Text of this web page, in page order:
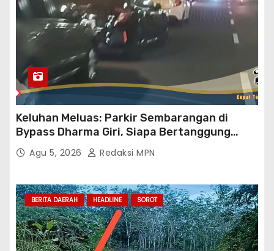
Keluhan Meluas: Parkir Sembarangan di
Bypass Dharma Giri, Siapa Bertanggung
Jawab?
Agu 5, 2026 Redaksi MPN
BERITA DAERAH HEADLINE SOROT